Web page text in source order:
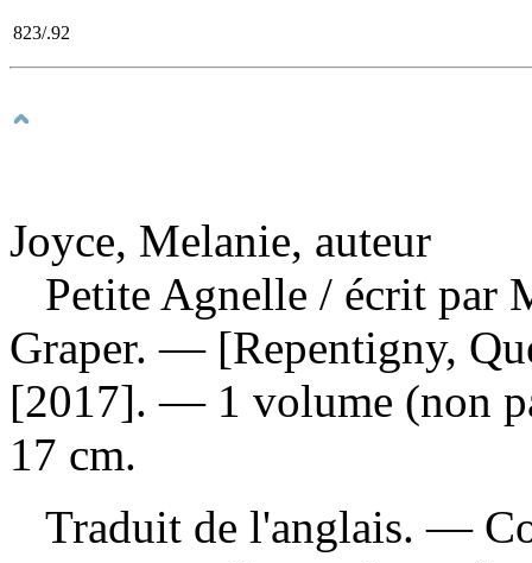
823/.92
Joyce, Melanie, auteur
Petite Agnelle / écrit par
Graper. — [Repentigny,
[2017]. — 1 volume (non
17 cm.
Traduit de l'anglais. —